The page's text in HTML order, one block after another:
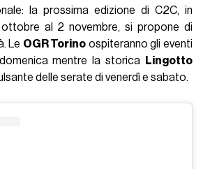
la prossima edizione di C2C, in
al 2 novembre, si propone di
Le OGR Torino ospiteranno gli eventi
mentre la storica
Lingotto
delle serate di venerdì e sabato.